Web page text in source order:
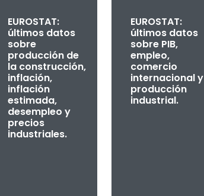
EUROSTAT:
últimos datos
sobre
producción de
la construcción,
inflación,
inflación
estimada,
desempleo y
precios
industriales.
EUROSTAT:
últimos datos
sobre PIB,
empleo,
comercio
internacional y
producción
industrial.